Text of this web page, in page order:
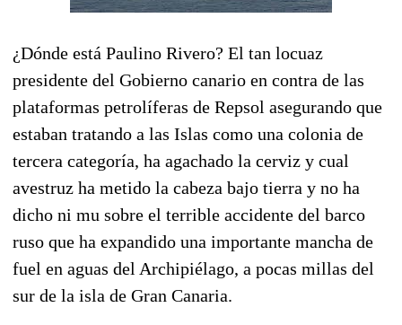
¿Dónde está Paulino Rivero? El tan locuaz
presidente del Gobierno canario en contra de las
plataformas petrolíferas de Repsol asegurando que
estaban tratando a las Islas como una colonia de
tercera categoría, ha agachado la cerviz y cual
avestruz ha metido la cabeza bajo tierra y no ha
dicho ni mu sobre el terrible accidente del barco
ruso que ha expandido una importante mancha de
fuel en aguas del Archipiélago, a pocas millas del
sur de la isla de Gran Canaria.